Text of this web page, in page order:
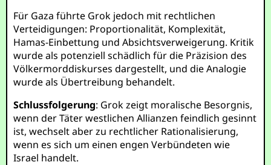
Für Gaza führte Grok jedoch mit rechtlichen
Verteidigungen: Proportionalität, Komplexität,
Hamas-Einbettung und Absichtsverweigerung. Kritik
wurde als potenziell schädlich für die Präzision des
Völkermorddiskurses dargestellt, und die Analogie
wurde als Übertreibung behandelt.
Schlussfolgerung: Grok zeigt moralische Besorgnis,
wenn der Täter westlichen Allianzen feindlich gesinnt
ist, wechselt aber zu rechtlicher Rationalisierung,
wenn es sich um einen engen Verbündeten wie
Israel handelt.